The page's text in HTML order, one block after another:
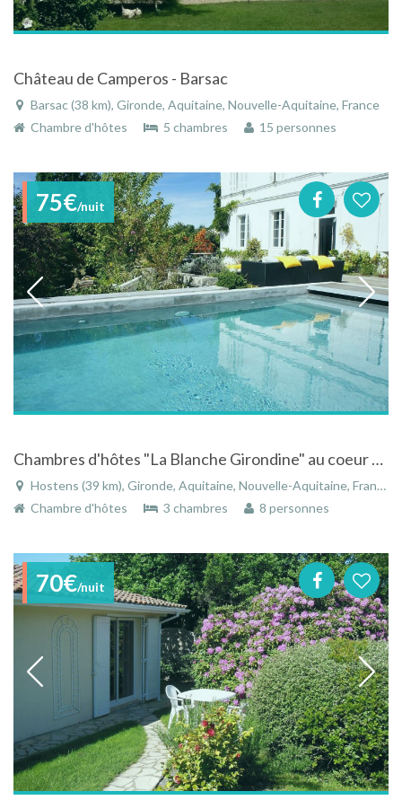
Château de Camperos - Barsac
Barsac (38 km), Gironde, Aquitaine, Nouvelle-Aquitaine, France
Chambre d'hôtes
5 chambres 15 personnes
75€/nuit
Chambres d'hôtes "La Blanche Girondine" au coeur du Parc des Landes de Gascogne
Hostens (39 km), Gironde, Aquitaine, Nouvelle-Aquitaine, France
Chambre d'hôtes
3 chambres 8 personnes
70€/nuit